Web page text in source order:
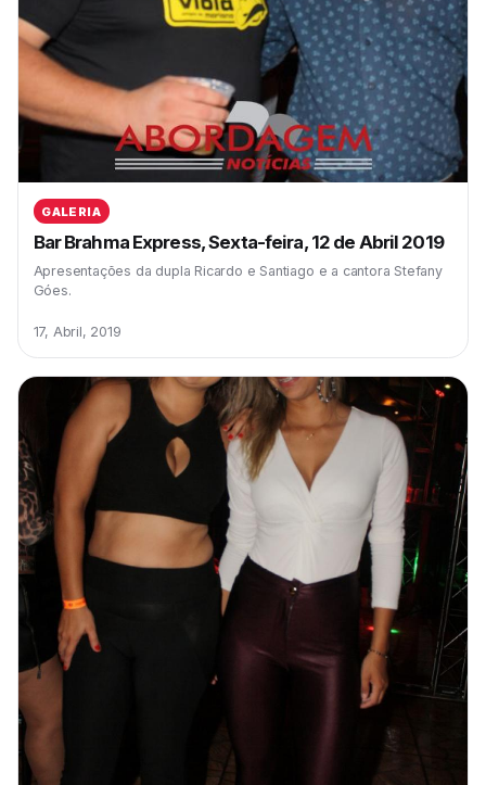
GALERIA
Bar Brahma Express, Sexta-feira, 12 de Abril 2019
Apresentações da dupla Ricardo e Santiago e a cantora Stefany
Góes.
17, Abril, 2019